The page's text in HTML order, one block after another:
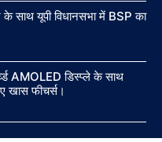
साथ यूपी विधानसभा में BSP का
AMOLED डिस्प्ले के साथ
खास फीचर्स।